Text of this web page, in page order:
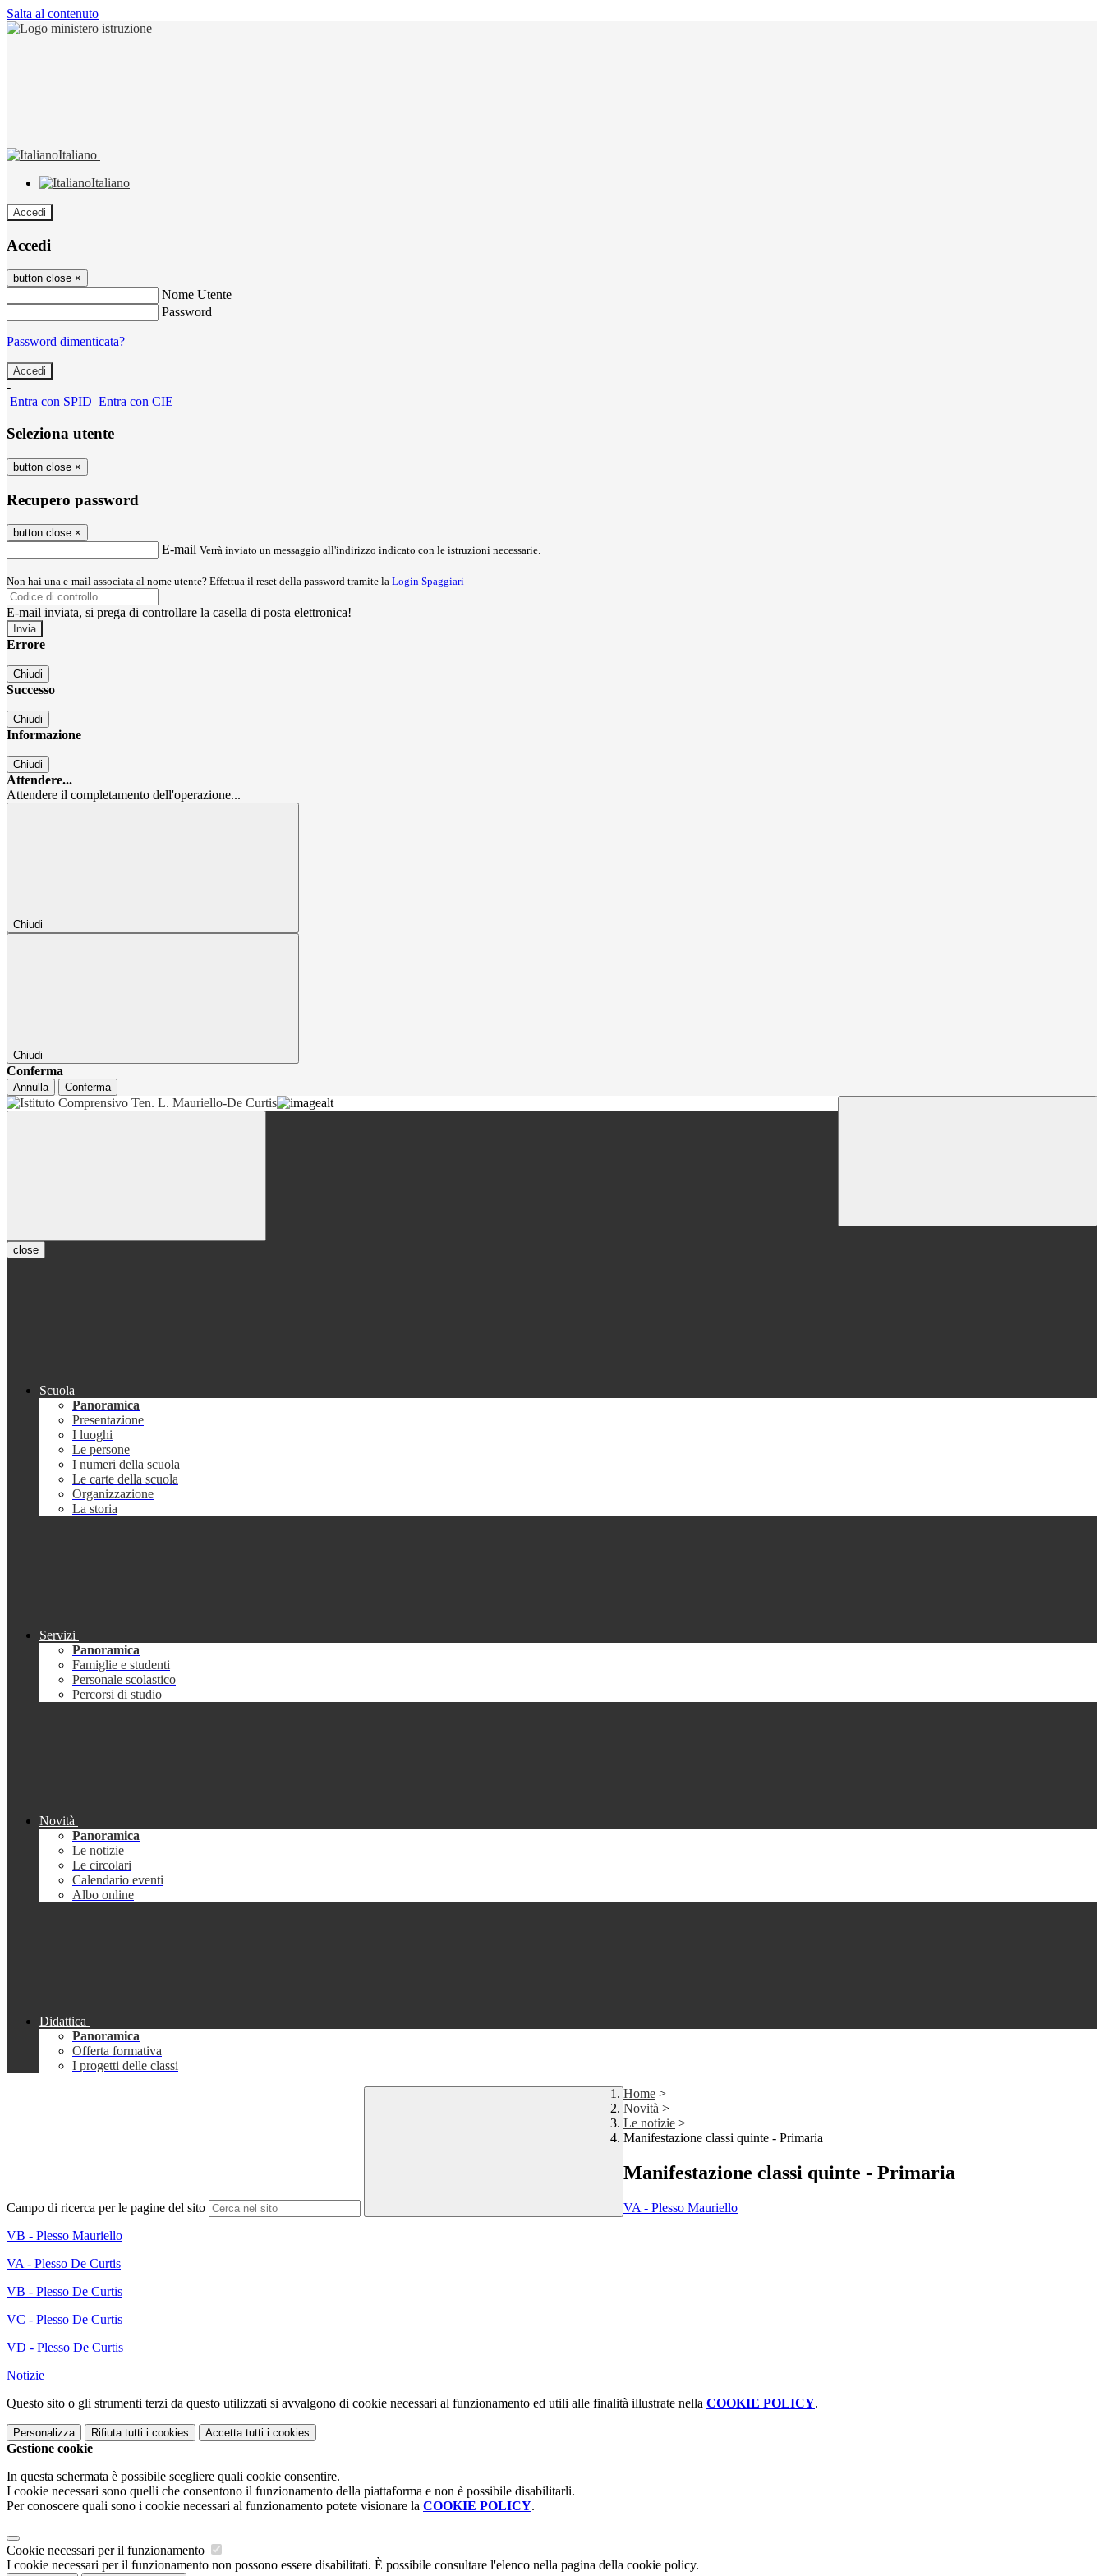
Salta al contenuto
Italiano
Italiano
Accedi
Accedi
button close ×
Nome Utente
Password
Password dimenticata?
-
Entra con SPID Entra con CIE
Seleziona utente
button close ×
Recupero password
button close ×
E-mail Verrà inviato un messaggio all'indirizzo indicato con le istruzioni necessarie.
Non hai una e-mail associata al nome utente? Effettua il reset della password tramite la Login Spaggiari
E-mail inviata, si prega di controllare la casella di posta elettronica!
Errore
Chiudi
Successo
Chiudi
Informazione
Chiudi
Attendere...
Attendere il completamento dell'operazione...
Chiudi
Chiudi
Conferma
Annulla Conferma
close
Scuola
Panoramica
Presentazione
I luoghi
Le persone
I numeri della scuola
Le carte della scuola
Organizzazione
La storia
Servizi
Panoramica
Famiglie e studenti
Personale scolastico
Percorsi di studio
Novità
Panoramica
Le notizie
Le circolari
Calendario eventi
Albo online
Didattica
Panoramica
Offerta formativa
I progetti delle classi
Campo di ricerca per le pagine del sito
Home >
Novità >
Le notizie >
Manifestazione classi quinte - Primaria
Manifestazione classi quinte - Primaria
VA - Plesso Mauriello
VB - Plesso Mauriello
VA - Plesso De Curtis
VB - Plesso De Curtis
VC - Plesso De Curtis
VD - Plesso De Curtis
Notizie
Questo sito o gli strumenti terzi da questo utilizzati si avvalgono di cookie necessari al funzionamento ed utili alle finalità illustrate nella COOKIE POLICY.
Personalizza Rifiuta tutti i cookies Accetta tutti i cookies
Gestione cookie
In questa schermata è possibile scegliere quali cookie consentire.
I cookie necessari sono quelli che consentono il funzionamento della piattaforma e non è possibile disabilitarli.
Per conoscere quali sono i cookie necessari al funzionamento potete visionare la COOKIE POLICY.
Cookie necessari per il funzionamento
I cookie necessari per il funzionamento non possono essere disabilitati. È possibile consultare l'elenco nella pagina della cookie policy.